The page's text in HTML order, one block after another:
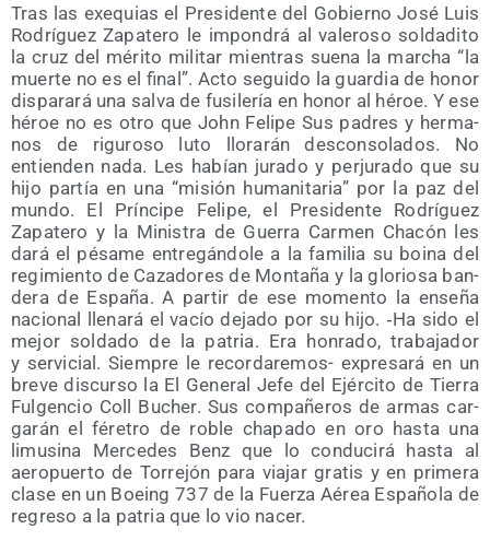
Tras las exe­quias el Pre­si­den­te del Gobierno José Luis
Rodrí­guez Zapa­te­ro le impon­drá al vale­ro­so sol­da­di­to
la cruz del méri­to mili­tar mien­tras sue­na la mar­cha “la
muer­te no es el final”. Acto segui­do la guar­dia de honor
dis­pa­ra­rá una sal­va de fusi­le­ría en honor al héroe. Y ese
héroe no es otro que John Feli­pe Sus padres y her­ma­
nos de rigu­ro­so luto llo­ra­rán des­con­so­la­dos. No
entien­den nada. Les habían jura­do y per­ju­ra­do que su
hijo par­tía en una “misión huma­ni­ta­ria” por la paz del
mun­do. El Prín­ci­pe Feli­pe, el Pre­si­den­te Rodrí­guez
Zapa­te­ro y la Minis­tra de Gue­rra Car­men Cha­cón les
dará el pésa­me entre­gán­do­le a la fami­lia su boi­na del
regi­mien­to de Caza­do­res de Mon­ta­ña y la glo­rio­sa ban­
de­ra de Espa­ña. A par­tir de ese momen­to la ense­ña
nacio­nal lle­na­rá el vacío deja­do por su hijo. ‑Ha sido el
mejor sol­da­do de la patria. Era hon­ra­do, tra­ba­ja­dor
y ser­vi­cial. Siem­pre le recor­da­re­mos- expre­sa­rá en un
bre­ve dis­cur­so la El Gene­ral Jefe del Ejér­ci­to de Tie­rra
Ful­gen­cio Coll Bucher. Sus com­pa­ñe­ros de armas car­
ga­rán el fére­tro de roble cha­pa­do en oro has­ta una
limu­si­na Mer­ce­des Benz que lo con­du­ci­rá has­ta al
aero­puer­to de Torre­jón para via­jar gra­tis y en pri­me­ra
cla­se en un Boeing 737 de la Fuer­za Aérea Espa­ño­la de
regre­so a la patria que lo vio nacer.